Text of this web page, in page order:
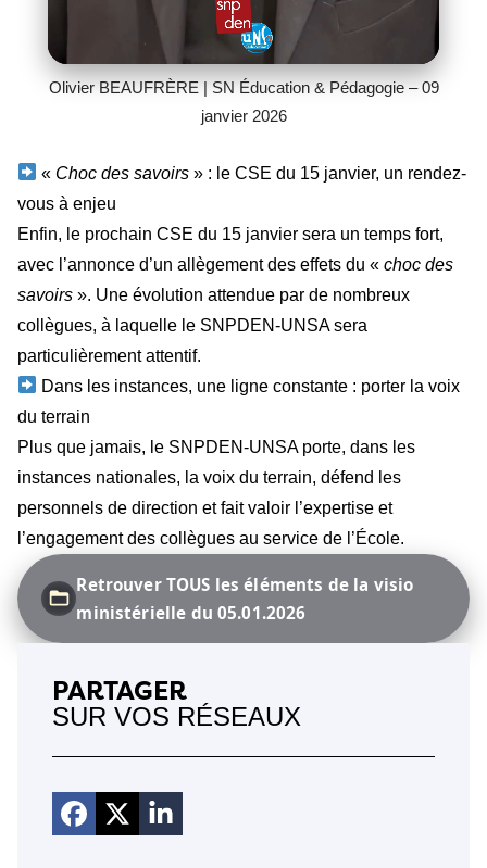
Olivier BEAUFRÈRE | SN Éducation & Pédagogie – 09
janvier 2026
« Choc des savoirs » : le CSE du 15 janvier, un rendez-
vous à enjeu
Enfin, le prochain CSE du 15 janvier sera un temps fort,
avec l’annonce d’un allègement des effets du « choc des
savoirs ». Une évolution attendue par de nombreux
collègues, à laquelle le SNPDEN-UNSA sera
particulièrement attentif.
Dans les instances, une ligne constante : porter la voix
du terrain
Plus que jamais, le SNPDEN-UNSA porte, dans les
instances nationales, la voix du terrain, défend les
personnels de direction et fait valoir l’expertise et
l’engagement des collègues au service de l’École.
Retrouver TOUS les éléments de la visio
ministérielle du 05.01.2026
PARTAGER
SUR VOS RÉSEAUX